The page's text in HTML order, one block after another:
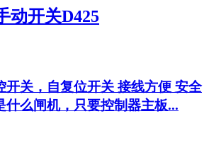
动开关D425
开关，自复位开关 接线方便 安全
什么闸机，只要控制器主板...